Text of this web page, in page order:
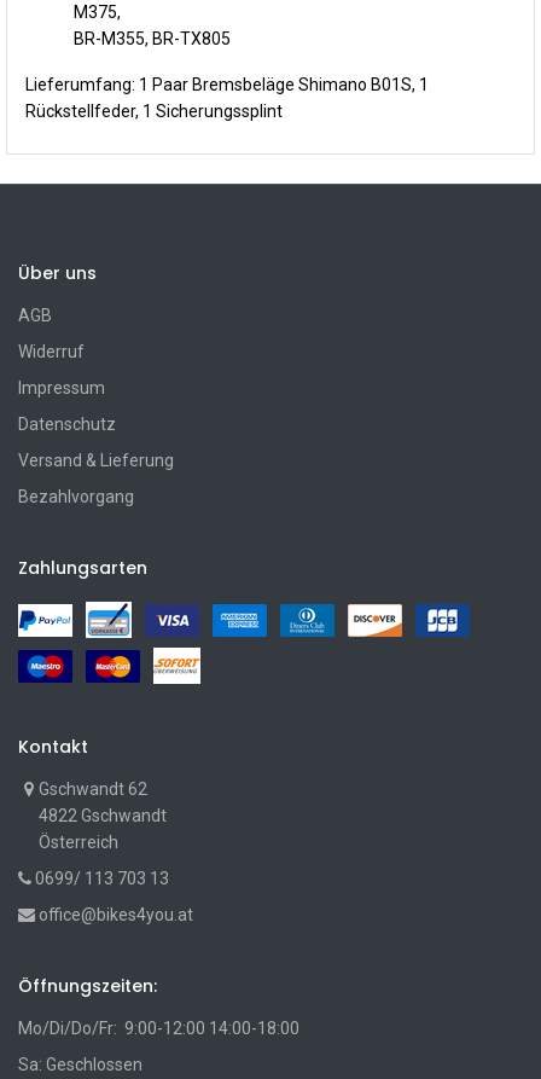
M375,
BR-M355, BR-TX805
Lieferumfang: 1 Paar Bremsbeläge Shimano B01S, 1
Rückstellfeder, 1 Sicherungssplint
Über uns
AGB
Widerruf
Impressum
Datenschutz
Versand & Lieferung
Bezahlvorgang
Zahlungsarten
Kontakt
Gschwandt 62
4822 Gschwandt
Österreich
0699/ 113 703 13
office@bikes4you.at
Öffnungszeiten:
Mo/Di/Do/Fr: 9:00-12:00 14:00-18:00
Sa: Geschlossen